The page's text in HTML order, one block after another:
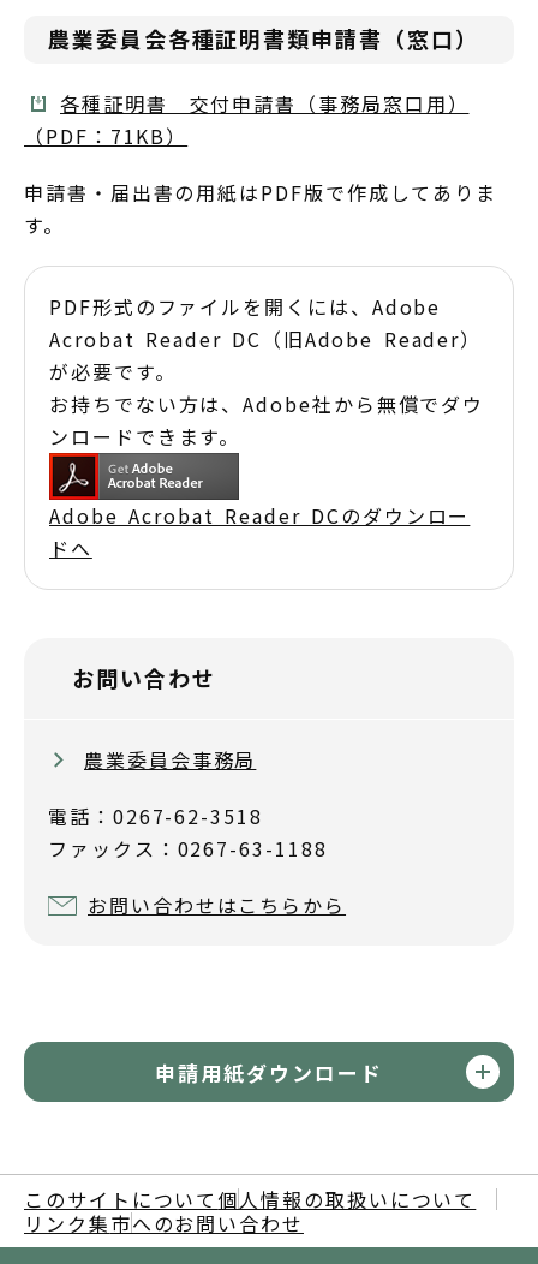
農業委員会各種証明書類申請書（窓口）
各種証明書 交付申請書（事務局窓口用）
（PDF：71KB）
申請書・届出書の用紙はPDF版で作成してありま
す。
PDF形式のファイルを開くには、Adobe
Acrobat Reader DC（旧Adobe Reader）
が必要です。
お持ちでない方は、Adobe社から無償でダウ
ンロードできます。
Adobe Acrobat Reader DCのダウンロー
ドへ
お問い合わせ
農業委員会事務局
電話：0267-62-3518
ファックス：0267-63-1188
お問い合わせはこちらから
申請用紙ダウンロード
このサイトについて 個人情報の取扱いについて
リンク集市へのお問い合わせ